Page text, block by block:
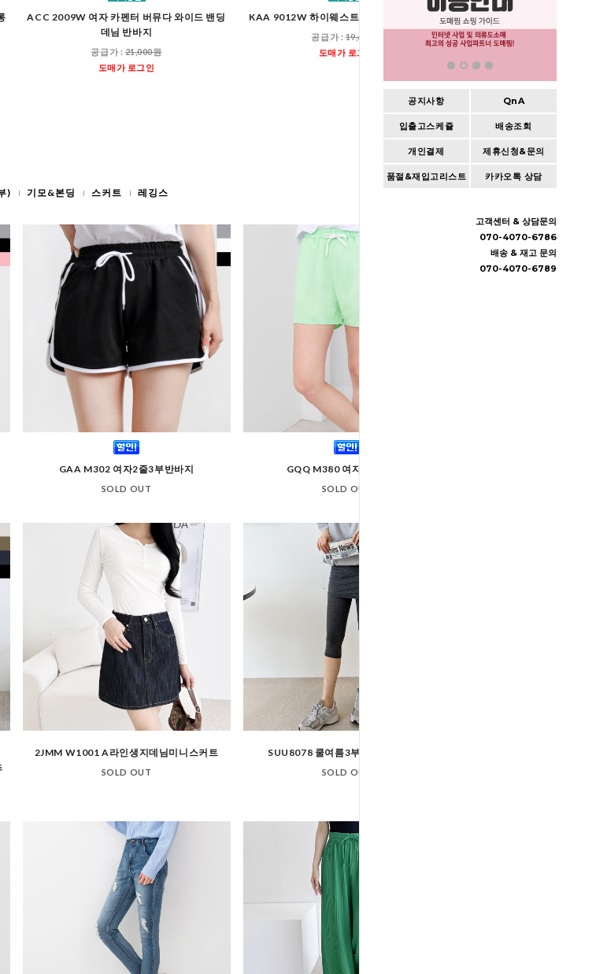
공지사항 QnA
입출고스케쥴 배송조회
개인결제 제휴신청&문의
품절&재입고리스트 카카오톡 상담
고객센터 & 상담문의
070-4070-6786
배송 & 재고 문의
070-4070-6789
ACC 2009W 여자 카펜터 버뮤다 와이드 밴딩
데님 반바지
공급가 :21,000원
도매가 로그인
KAA 9012W 하이웨스트 라인 부츠컷 레깅스
공급가 :19,600원
도매가 로그인
GPA SF1030W 여자 리벳
스트링 조거 와
) 기모&본딩 스커트 레깅스
GAA M302 여자2줄3부반바지
SOLD OUT
GQQ M380 여자3부반바지
SOLD OUT
2JMM W1001 A라인생지데님미니스커트
SOLD OUT
SUU8078 쿨여름3부치마7부레깅스
SOLD OUT